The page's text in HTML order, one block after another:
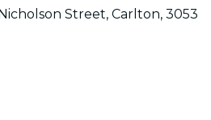
Nicholson Street, Carlton, 3053